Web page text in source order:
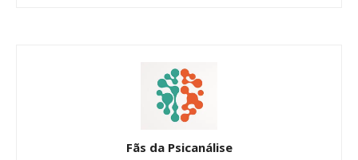
Fãs da Psicanálise